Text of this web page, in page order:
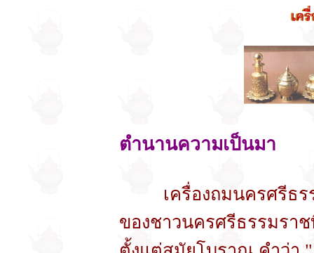
ตำนานความเป็นมา
เครื่องถมนครศรีธรร
ของชาวนครศรีธรรมรา